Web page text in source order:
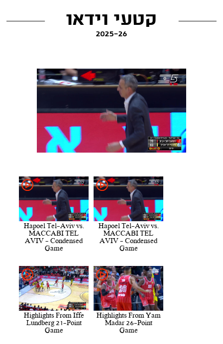
קטעי וידאו
2025-26
Hapoel Tel-Aviv vs.
MACCABI TEL
AVIV - Condensed
Game
Hapoel Tel-Aviv vs.
MACCABI TEL
AVIV - Condensed
Game
Highlights From Yam
Madar 26-Point
Game
Highlights From Iffe
Lundberg 21-Point
Game